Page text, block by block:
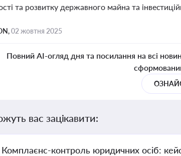
та розвитку державного майна та
02 жовтня 2025
Повний AI-огляд дня та посилання на всі
вас зацікавити:
Комплаєнс-контроль юридичних осіб: